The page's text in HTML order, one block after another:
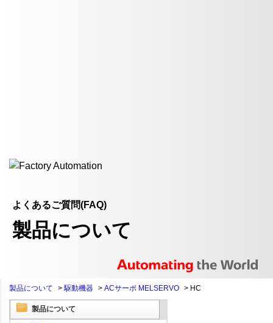
よくあるご質問(FAQ)
製品について
製品について >駆動機器 > ACサーボ MELSERVO > HC
製品について